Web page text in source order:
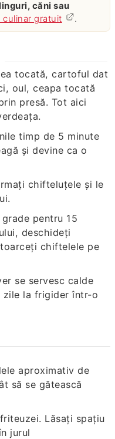
gratuit .
tocată, cartoful dat
oul, ceapa tocată
presă. Tot aici
timp de 5 minute
și devine ca o
chifteluțele și le
pentru 15
deschideți
chiftelele pe
se servesc calde
zile la frigider într-o
aproximativ de
să se gătească
Lăsați spațiu
jurul